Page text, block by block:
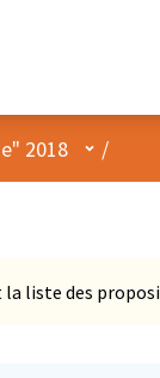
2018 Menu
/
liste des